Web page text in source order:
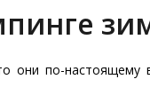
они по-